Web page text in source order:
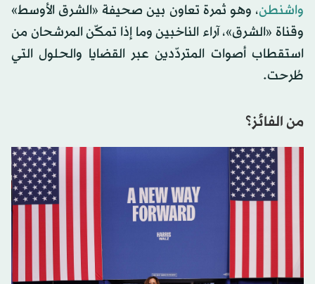
واشنطن، وهو ثمرة تعاون بين صحيفة «الشرق الأوسط»
وقناة «الشرق»، آراء الناخبين وما إذا تمكّن المرشحان من
استقطاب أصوات المتردّدين عبر القضايا والحلول التي
طُرحت.
من الفائز؟